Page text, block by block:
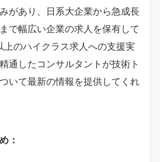
があり、日系大企業から急成長
で幅広い企業の求人を保有して
上のハイクラス求人への支援実
通したコンサルタントが技術ト
いて最新の情報を提供してくれ
：